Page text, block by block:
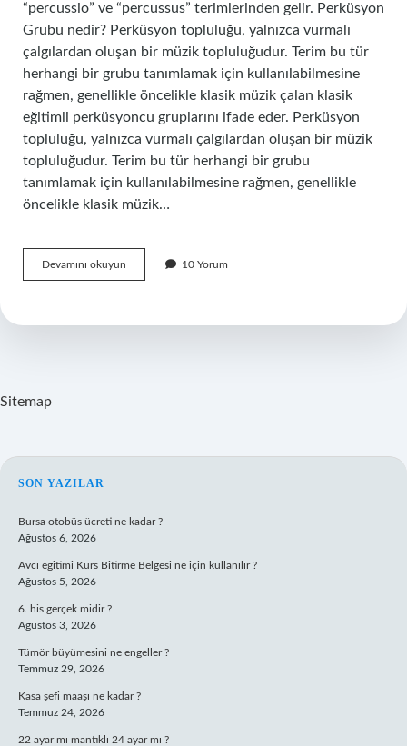
“percussio” ve “percussus” terimlerinden gelir. Perküsyon
Grubu nedir? Perküsyon topluluğu, yalnızca vurmalı
çalgılardan oluşan bir müzik topluluğudur. Terim bu tür
herhangi bir grubu tanımlamak için kullanılabilmesine
rağmen, genellikle öncelikle klasik müzik çalan klasik
eğitimli perküsyoncu gruplarını ifade eder. Perküsyon
topluluğu, yalnızca vurmalı çalgılardan oluşan bir müzik
topluluğudur. Terim bu tür herhangi bir grubu
tanımlamak için kullanılabilmesine rağmen, genellikle
öncelikle klasik müzik…
Devamını okuyun Perküsyon
Çeşitleri
10 Yorum
Sitemap
SIDEBAR
SON YAZILAR
Bursa otobüs ücreti ne kadar ?
Ağustos 6, 2026
Avcı eğitimi Kurs Bitirme Belgesi ne için kullanılır ?
Ağustos 5, 2026
6. his gerçek midir ?
Ağustos 3, 2026
Tümör büyümesini ne engeller ?
Temmuz 29, 2026
Kasa şefi maaşı ne kadar ?
Temmuz 24, 2026
22 ayar mı mantıklı 24 ayar mı ?